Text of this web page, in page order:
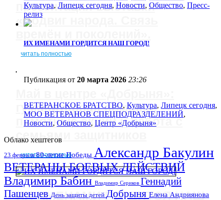
презентация выставки
«Подвиг народа. Связь
читать полностью
гуманитарная помощь,
памятные акции и работа с
семьями защитников
читать полностью
ИХ ИМЕНАМИ ГОРДИТСЯ НАШ
Культура, Липецк сегодня, Новости, Общество, Пресс-
релиз
ИХ ИМЕНАМИ ГОРДИТСЯ НАШ ГОРОД!
Публикация от 20 марта 2026 23:26
ВЕТЕРАНСКОЕ БРАТСТВО, Культура, Липецк сегодня,
МОО ВЕТЕРАНОВ СПЕЦПОДРАЗДЕЛЕНИЙ,
Новости, Общество, Центр «Добрыня»
Облако хештегов
23 февраля 80-летие Победы Александр Бакулин
ВЕТЕРАНЫ БОЕВЫХ ДЕЙСТВИЙ
Владимир Бабин Владимир Сериков Геннадий
Пашенцев День защиты детей Добрыня Елена Андриянова